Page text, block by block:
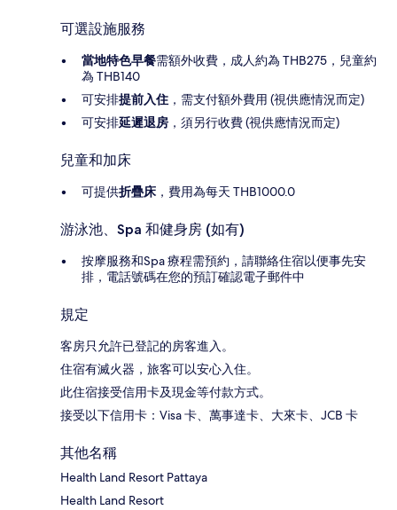
可選設施服務
當地特色早餐需額外收費，成人約為 THB275，兒童約
為 THB140
可安排提前入住 ，需支付額外費用 (視供應情況而定)
可安排延遲退房 ，須另行收費 (視供應情況而定)
兒童和加床
可提供折疊床 ，費用為每天 THB1000.0
游泳池、Spa 和健身房 (如有)
按摩服務和Spa 療程需預約，請聯絡住宿以便事先安
排，電話號碼在您的預訂確認電子郵件中
規定
客房只允許已登記的房客進入。
住宿有滅火器，旅客可以安心入住。
此住宿接受信用卡及現金等付款方式。
接受以下信用卡：Visa 卡、萬事達卡、大來卡、JCB 卡
其他名稱
Health Land Resort Pattaya
Health Land Resort